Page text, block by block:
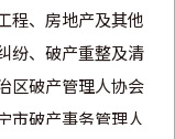
程、房地产及其他
纷、破产重整及清
区破产管理人协会
市破产事务管理人